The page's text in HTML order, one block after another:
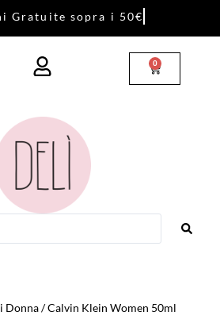
i Gratu ite sopra i 50€
0
Donna/ Calvin Klein Women 50ml